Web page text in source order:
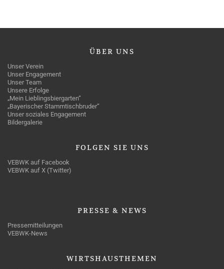
ÜBER UNS
Unser Verein
Unser Engagement
Unser Team
Unsere Erfolge
„Mein Lieblingsbiergarten“
„Bayerischer Stammtischbruder“
Unser soziales Engagement
Bildergalerie
FOLGEN SIE UNS
VEBWK auf Facebook
VEBWK auf X (Twitter)
PRESSE & NEWS
Pressemitteilungen
VEBWK-News
WIRTSHAUSTHEMEN